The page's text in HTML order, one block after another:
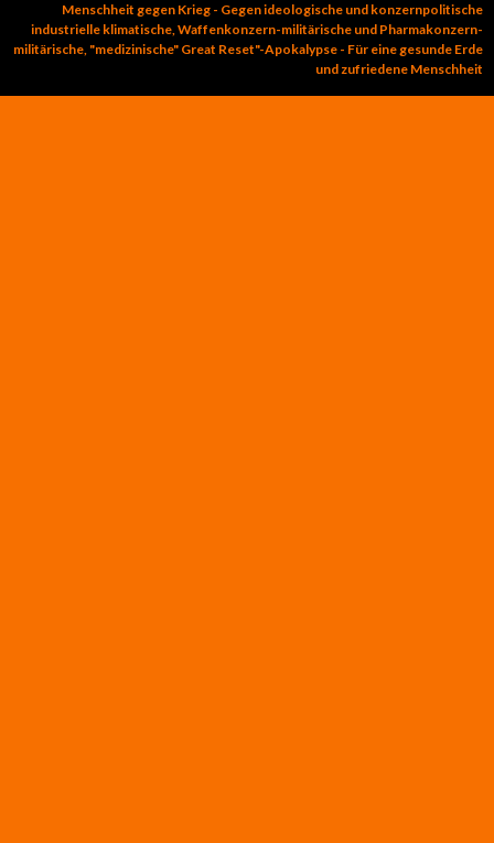
Menschheit gegen Krieg - Gegen ideologische und konzernpolitische
industrielle klimatische, Waffenkonzern-militärische und Pharmakonzern-
militärische, "medizinische" Great Reset"-Apokalypse - Für eine gesunde Erde
und zufriedene Menschheit